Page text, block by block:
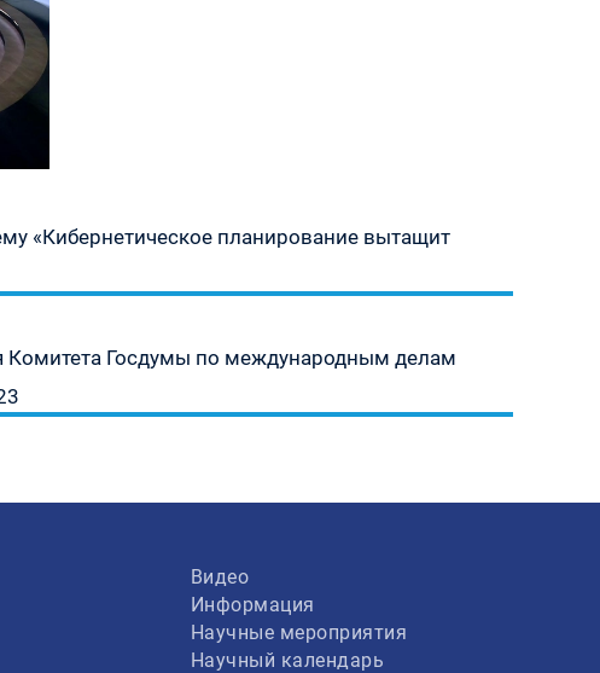
«Кибернетическое планирование вытащит
Комитета Госдумы по международным делам
Видео
Информация
Научные мероприятия
Научный календарь